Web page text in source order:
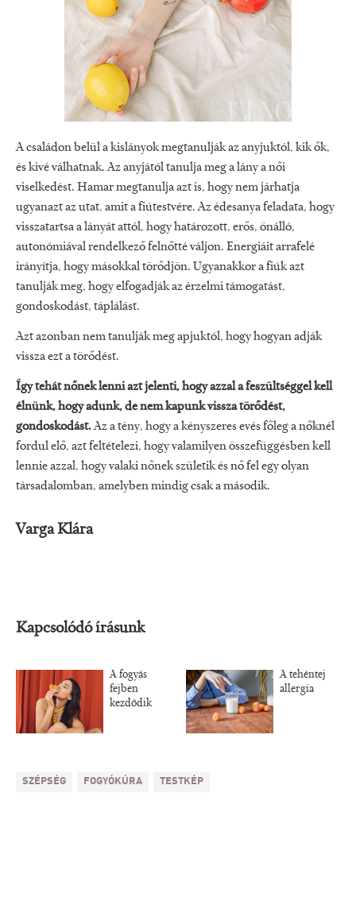
A családon belül a kislányok megtanulják az anyjuktól, kik ők,
és kivé válhatnak. Az anyjától tanulja meg a lány a női
viselkedést. Hamar megtanulja azt is, hogy nem járhatja
ugyanazt az utat, amit a fiútestvére. Az édesanya feladata, hogy
visszatartsa a lányát attól, hogy határozott, erős, önálló,
autonómiával rendelkező felnőtté váljon. Energiáit arrafelé
irányítja, hogy másokkal törődjön. Ugyanakkor a fiúk azt
tanulják meg, hogy elfogadják az érzelmi támogatást,
gondoskodást, táplálást.
Azt azonban nem tanulják meg apjuktól, hogy hogyan adják
vissza ezt a törődést.
Így tehát nőnek lenni azt jelenti, hogy azzal a feszültséggel kell
élnünk, hogy adunk, de nem kapunk vissza törődést,
gondoskodást.Az a tény, hogy a kényszeres evés főleg a nőknél
fordul elő, azt feltételezi, hogy valamilyen összefüggésben kell
lennie azzal, hogy valaki nőnek születik és nő fel egy olyan
társadalomban, amelyben mindig csak a második.
Varga Klára
Kapcsolódó írásunk
A fogyás
fejben
kezdődik
A tehéntej
allergia
SZÉPSÉG FOGYÓKÚRA TESTKÉP